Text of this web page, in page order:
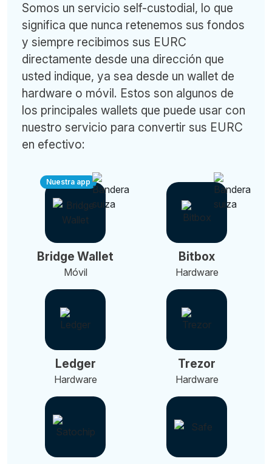
Somos un servicio self-custodial, lo que
significa que nunca retenemos sus fondos
y siempre recibimos sus EURC
directamente desde una dirección que
usted indique, ya sea desde un wallet de
hardware o móvil. Estos son algunos de
los principales wallets que puede usar con
nuestro servicio para convertir sus EURC
en efectivo:
Nuestra app
Bridge Wallet
Móvil
Bitbox
Hardware
Ledger
Hardware
Trezor
Hardware